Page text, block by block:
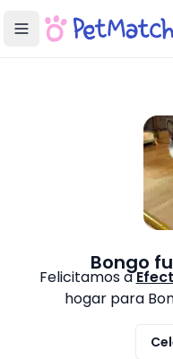
Bongo
Felicitamos a
hogar para